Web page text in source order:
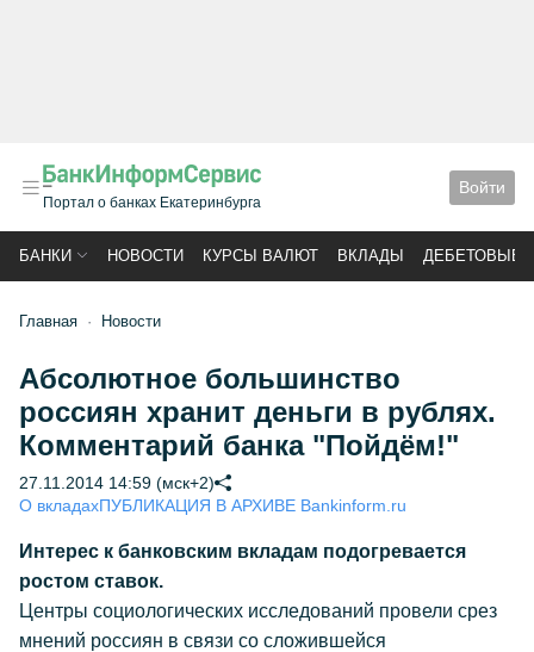
Портал о банках Екатеринбурга
Войти
БАНКИ НОВОСТИ КУРСЫ ВАЛЮТ ВКЛАДЫ ДЕБЕТОВЫЕ
Главная Новости
Абсолютное большинство
россиян хранит деньги в рублях.
Комментарий банка "Пойдём!"
27.11.2014 14:59 (мск+2)
О вкладахПУБЛИКАЦИЯ В АРХИВЕ Bankinform.ru
Интерес к банковским вкладам подогревается
ростом ставок.
Центры социологических исследований провели срез
мнений россиян в связи со сложившейся